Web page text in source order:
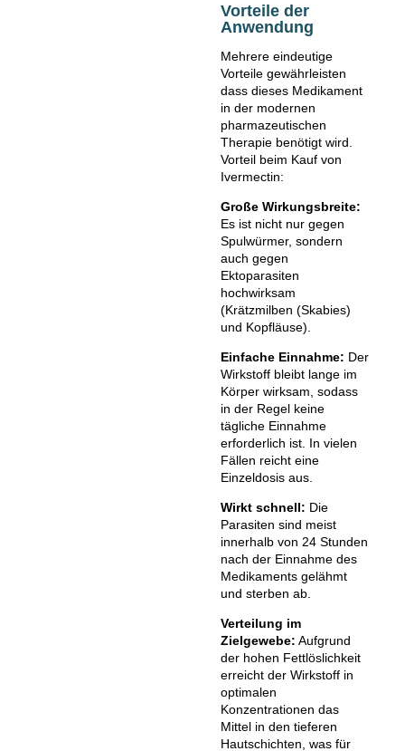
Vorteile der
Anwendung
Mehrere eindeutige
Vorteile gewährleisten
dass dieses Medikament
in der modernen
pharmazeutischen
Therapie benötigt wird.
Vorteil beim Kauf von
Ivermectin:
Große Wirkungsbreite:
Es ist nicht nur gegen
Spulwürmer, sondern
auch gegen
Ektoparasiten
hochwirksam
(Krätzmilben (Skabies)
und Kopfläuse).
Einfache Einnahme: Der
Wirkstoff bleibt lange im
Körper wirksam, sodass
in der Regel keine
tägliche Einnahme
erforderlich ist. In vielen
Fällen reicht eine
Einzeldosis aus.
Wirkt schnell: Die
Parasiten sind meist
innerhalb von 24 Stunden
nach der Einnahme des
Medikaments gelähmt
und sterben ab.
Verteilung im
Zielgewebe: Aufgrund
der hohen Fettlöslichkeit
erreicht der Wirkstoff in
optimalen
Konzentrationen das
Mittel in den tieferen
Hautschichten, was für